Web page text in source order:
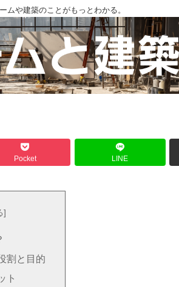
ムや建築のことがもっとわかる。
Pocket LINE
割と目的
ト